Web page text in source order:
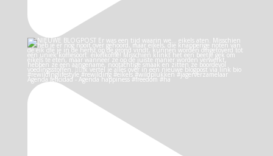
Agenda felicidad - Agenda happiness #freedom #ha